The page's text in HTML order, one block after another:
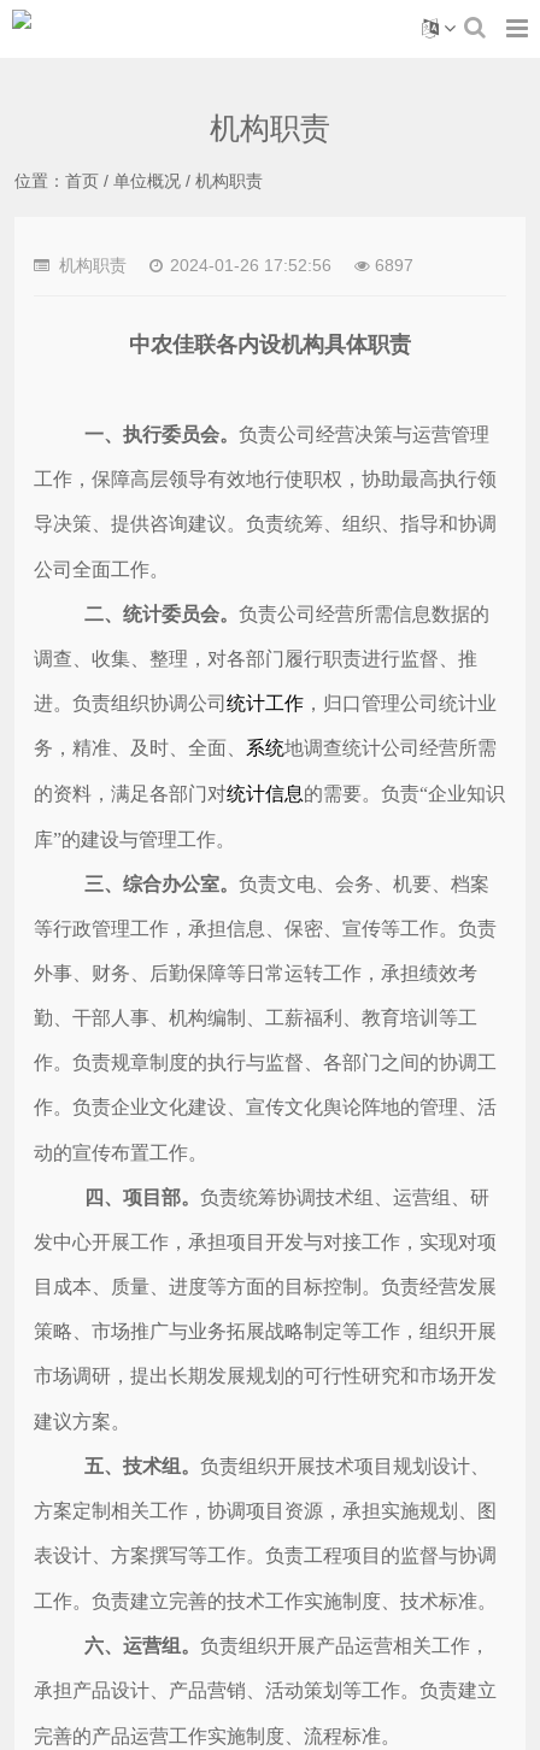
机构职责
位置： 首页 / 单位概况 / 机构职责
机构职责 2024-01-26 17:52:56 6897
中农佳联各内设机构具体职责
一、执行委员会。负责公司经营决策与运营管理
工作，保障高层领导有效地行使职权，协助最高执行领
导决策、提供咨询建议。负责统筹、组织、指导和协调
公司全面工作。
二、统计委员会。负责公司经营所需信息数据的
调查、收集、整理，对各部门履行职责进行监督、推
进。负责组织协调公司 统计工作 ， 归口管理公司 统计业
务 ，精准 、及时、全面、 系统地调查统计公司经营所需
的资料 ， 满足各部门对统计信息的需要。 负责“企业知识
库”的建设与管理工作。
三、综合办公室。负责文电、会务、机要、档案
等行政管理工作，承担信息、保密、宣传等工作。负责
外事、财务、后勤保障等日常运转工作， 承担绩效考
勤、干部人事、机构编制、工薪福利、教育培训等工
作。负责规章制度的执行与监督、各部门之间的协调工
作。 负责企业文化建设、宣传文化舆论阵地的管理、活
动的宣传布置工作。
四、项目部。负责统筹协调技术组、运营组、研
发中心开展工作，承担项目开发与对接工作，实现对项
目成本、质量、进度等方面的目标控制。负责经营发展
策略、市场推广与业务拓展战略制定等工作，组织开展
市场调研，提出长期发展规划的可行性研究和市场开发
建议方案。
五、技术组。负责组织开展技术项目规划设计、
方案定制相关工作，协调项目资源，承担实施规划、图
表设计、方案撰写等工作。负责工程项目的监督与协调
工作。负责建立完善的技术工作实施制度、技术标准。
六、运营组。负责组织开展产品运营相关工作，
承担产品设计、产品营销、活动策划等工作。负责建立
完善的产品运营工作实施制度、流程标准。